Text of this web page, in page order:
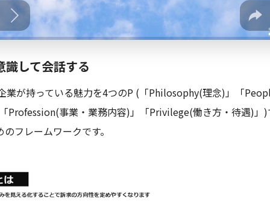
識して会話する
業が持っている魅力を4つのP (「Philosophy(理念)」「
Profession(事業・業務内容)」「Privilege(働き方・待遇)」
フレームワークです。